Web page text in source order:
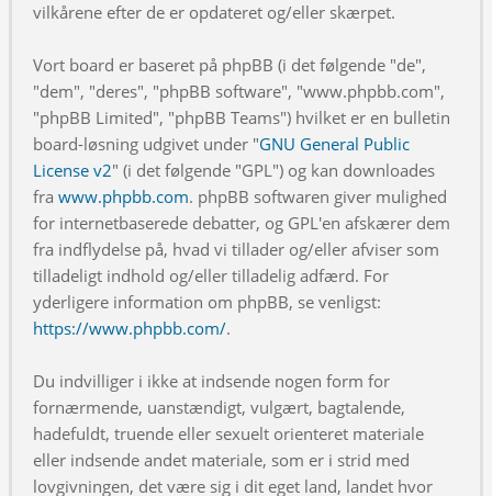
vilkårene efter de er opdateret og/eller skærpet.
Vort board er baseret på phpBB (i det følgende "de",
"dem", "deres", "phpBB software", "www.phpbb.com",
"phpBB Limited", "phpBB Teams") hvilket er en bulletin
board-løsning udgivet under "GNU General Public
License v2" (i det følgende "GPL") og kan downloades
fra www.phpbb.com. phpBB softwaren giver mulighed
for internetbaserede debatter, og GPL'en afskærer dem
fra indflydelse på, hvad vi tillader og/eller afviser som
tilladeligt indhold og/eller tilladelig adfærd. For
yderligere information om phpBB, se venligst:
https://www.phpbb.com/.
Du indvilliger i ikke at indsende nogen form for
fornærmende, uanstændigt, vulgært, bagtalende,
hadefuldt, truende eller sexuelt orienteret materiale
eller indsende andet materiale, som er i strid med
lovgivningen, det være sig i dit eget land, landet hvor